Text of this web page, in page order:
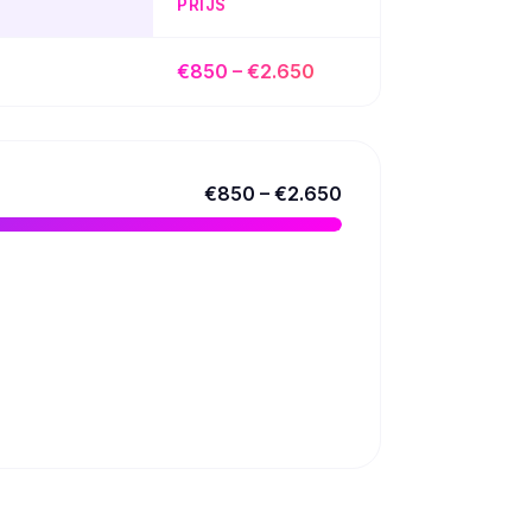
PRIJS
€850 – €2.650
€850 – €2.650